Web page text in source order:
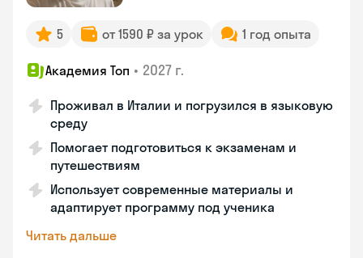
5 от 1590 ₽ за урок 1 год опыта
Академия Топ • 2027 г.
Проживал в Италии и погрузился в языковую
среду
Помогает подготовиться к экзаменам и
путешествиям
Использует современные материалы и
адаптирует программу под ученика
Читать дальше